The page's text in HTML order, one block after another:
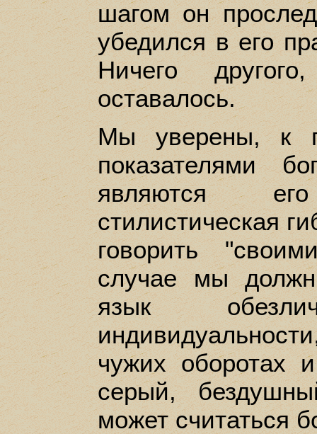
шагом он
убедился в его
Ничего
оставалось.
Мы уверены, к
показателями
являются его
стилистическая
говорить
случае мы
язык
чужих оборотах
серый,
может считаться